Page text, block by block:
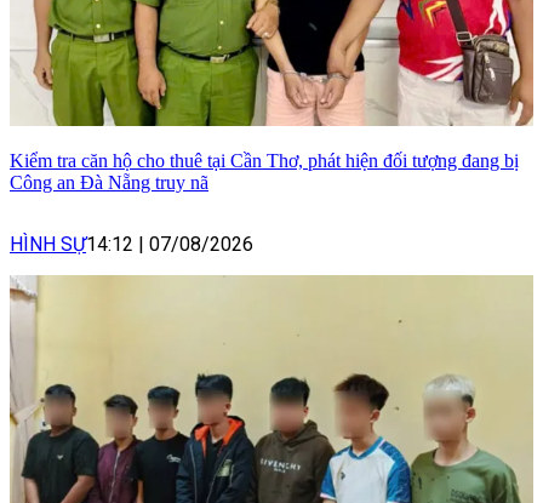
Kiểm tra căn hộ cho thuê tại Cần Thơ, phát hiện đối tượng đang bị
Công an Đà Nẵng truy nã
HÌNH SỰ14:12 | 07/08/2026